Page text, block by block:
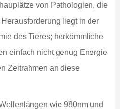
von Pathologien, die
liegt in der
des Tieres; herkömmliche
einfach nicht genug Energie
Zeitrahmen an diese
wie 980nm und